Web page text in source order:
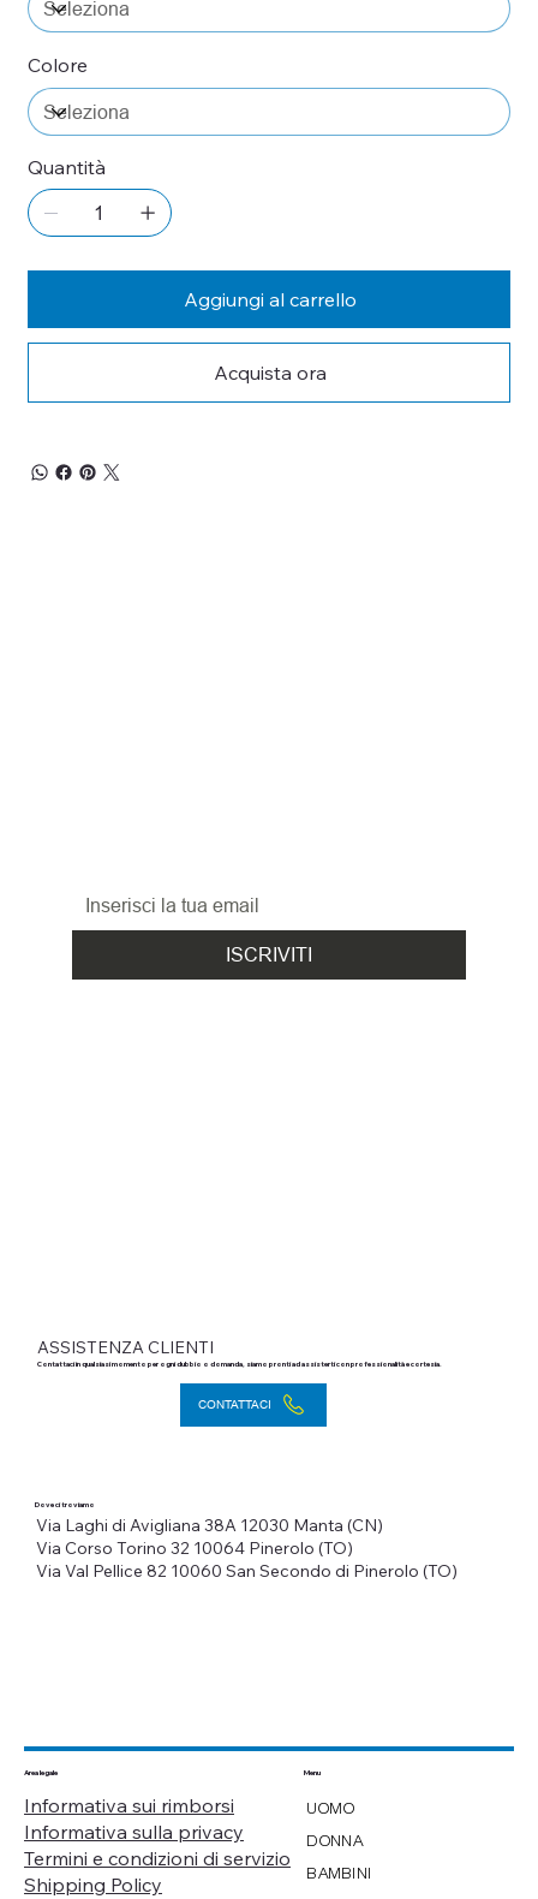
Colore
Quantità
Aggiungi al carrello
Acquista ora
ISCRIVITI
Contattaci in qualsiasi momento per ogni dubbio o domanda, siamo pronti ad assisterti con professionalità e cortesia.
CONTATTACI
ASSISTENZA CLIENTI
Dove ci troviamo
Via Laghi di Avigliana 38A 12030 Manta (CN)
Via Val Pellice 82 10060 San Secondo di Pinerolo (TO)
Via Corso Torino 32 10064 Pinerolo (TO)
Area legale
Informativa sui rimborsi
Informativa sulla privacy
Termini e condizioni di servizio
Shipping Policy
Menu
UOMO
DONNA
BAMBINI